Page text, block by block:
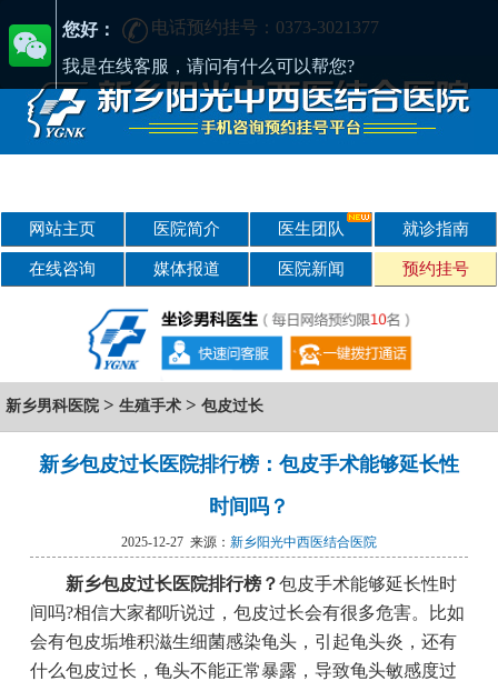
电话预约挂号：0373-3021377
在新乡哪家男科医院好?找正规医院-新乡阳光男科医院
网站主页 医院简介 医生团队 就诊指南
在线咨询 媒体报道 医院新闻 预约挂号
新乡男科医院 > 生殖手术 > 包皮过长
新乡包皮过长医院排行榜：包皮手术能够延长性
时间吗？
2025-12-27 来源： 新乡阳光中西医结合医院
新乡包皮过长医院排行榜？包皮手术能够延长性时
间吗?相信大家都听说过，包皮过长会有很多危害。比如
会有包皮垢堆积滋生细菌感染龟头，引起龟头炎，还有
什么包皮过长，龟头不能正常暴露，导致龟头敏感度过
您好：
我是在线客服，请问有什么可以帮您?